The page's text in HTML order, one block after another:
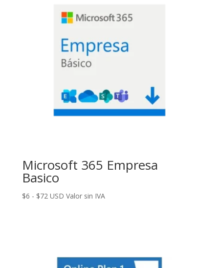
Microsoft 365 Empresa
Basico
$6 - $72Rango
USD Valor sin IVA